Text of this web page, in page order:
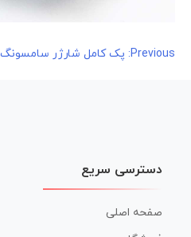
راهبری
Previous: پک کامل شارژر سامسونگ Samsung S10+
دسترسی سریع
صفحه اصلی